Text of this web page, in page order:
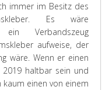
immer im Besitz des
Es wäre
ein Verbandszeug
aufweise, der
wäre. Wenn er einen
haltbar sein und
kaum einen von einem